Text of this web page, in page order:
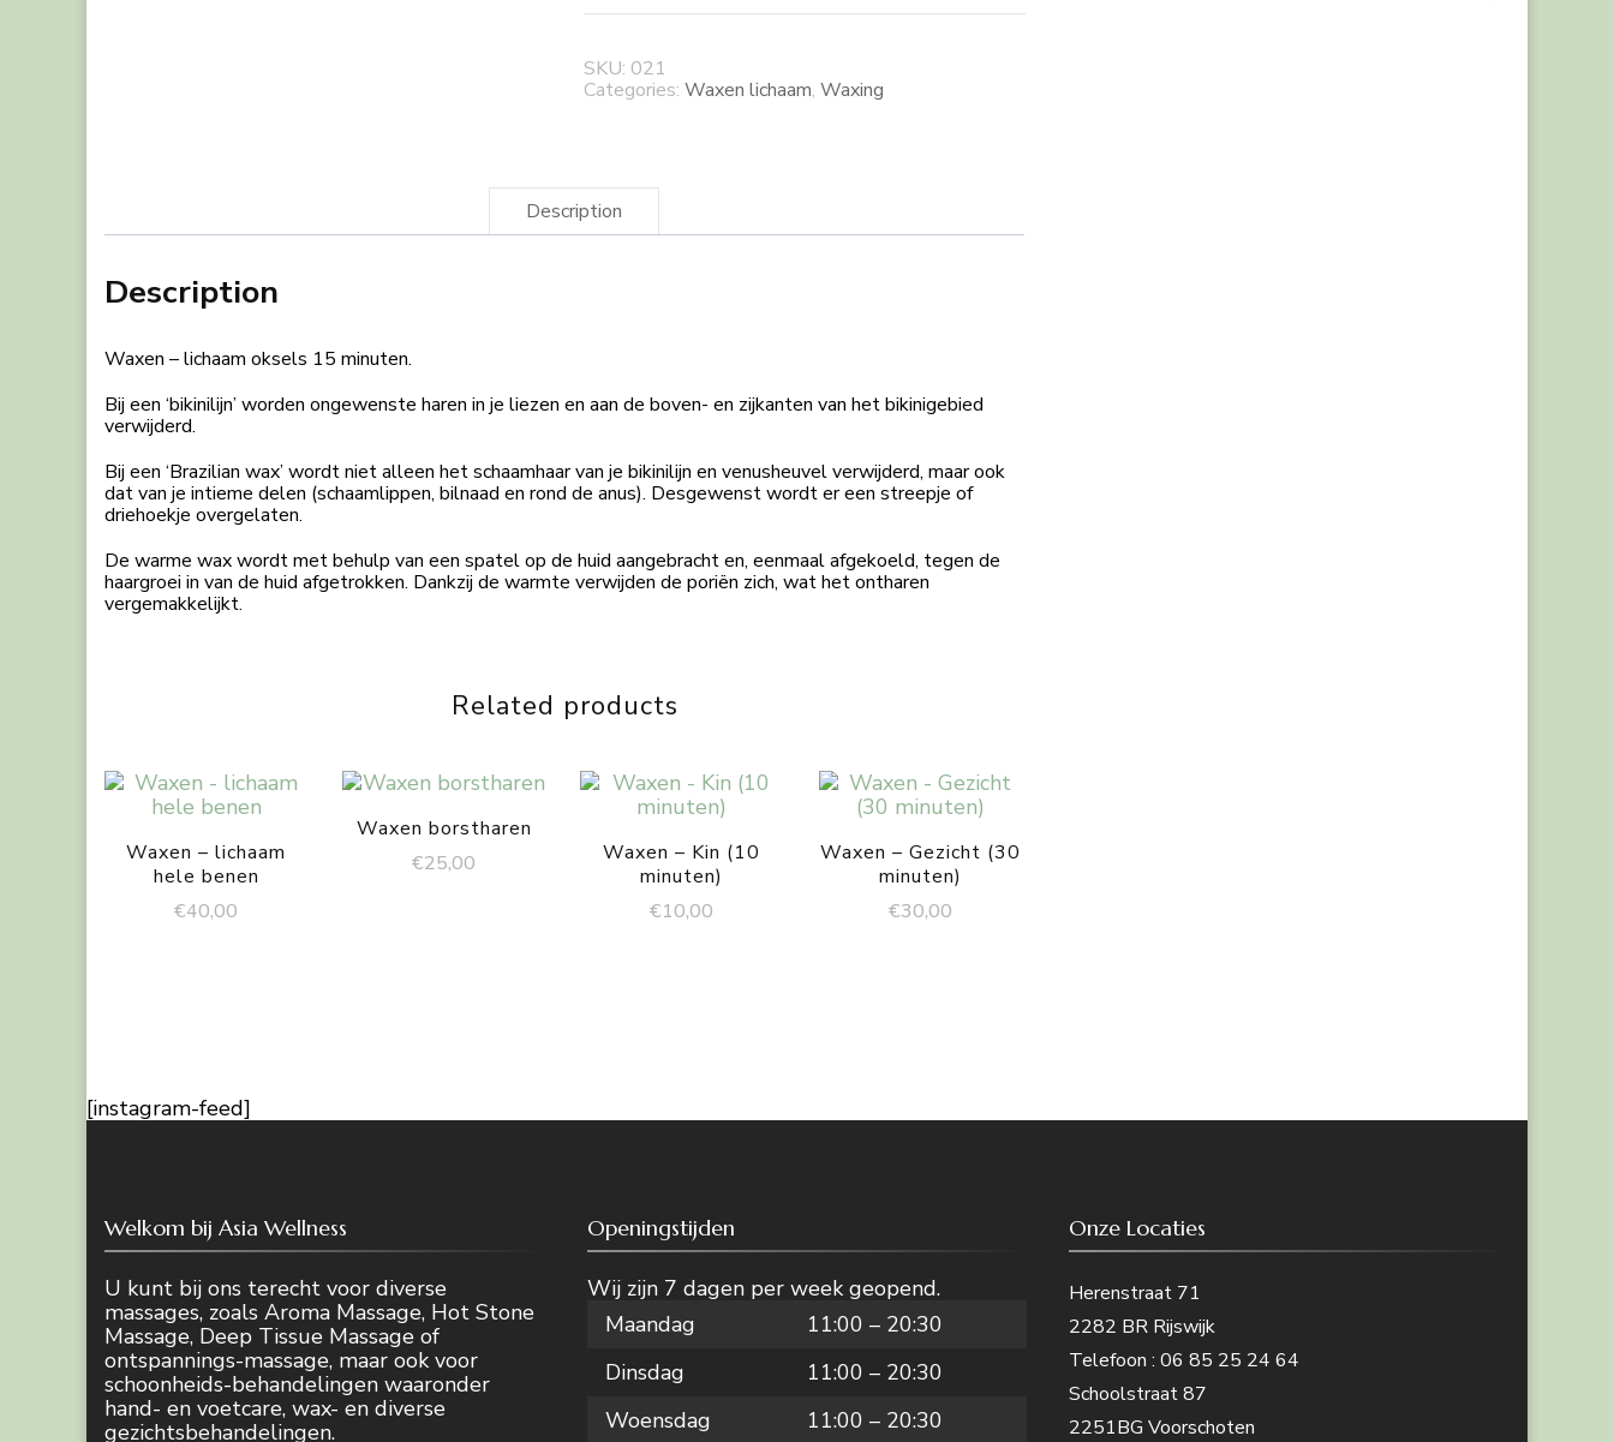
SKU: 021
Categories: Waxen lichaam, Waxing
Description
Description
Waxen – lichaam oksels 15 minuten.
Bij een ‘bikinilijn’ worden ongewenste haren in je liezen en aan de boven- en zijkanten van het bikinigebied
verwijderd.
Bij een ‘Brazilian wax’ wordt niet alleen het schaamhaar van je bikinilijn en venusheuvel verwijderd, maar ook
dat van je intieme delen (schaamlippen, bilnaad en rond de anus). Desgewenst wordt er een streepje of
driehoekje overgelaten.
De warme wax wordt met behulp van een spatel op de huid aangebracht en, eenmaal afgekoeld, tegen de
haargroei in van de huid afgetrokken. Dankzij de warmte verwijden de poriën zich, wat het ontharen
vergemakkelijkt.
Related products
Waxen – lichaam
hele benen
€40,00
Waxen borstharen
€25,00
Waxen – Kin (10
minuten)
€10,00
Waxen – Gezicht (30
minuten)
€30,00
[instagram-feed]
Welkom bij Asia Wellness
U kunt bij ons terecht voor diverse
massages, zoals Aroma Massage, Hot Stone
Massage, Deep Tissue Massage of
ontspannings-massage, maar ook voor
schoonheids-behandelingen waaronder
hand- en voetcare, wax- en diverse
gezichtsbehandelingen.
Openingstijden
Wij zijn 7 dagen per week geopend.
Maandag
11:00 – 20:30
Dinsdag
11:00 – 20:30
Woensdag
11:00 – 20:30
Onze Locaties
Herenstraat 71
2282 BR Rijswijk
Telefoon : 06 85 25 24 64
Schoolstraat 87
2251BG Voorschoten